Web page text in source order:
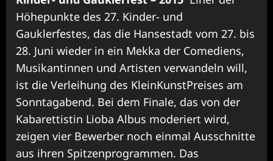
Höhepunkte des 27. Kinder- und
Gauklerfestes, das die Hansestadt vom 27. bis
28. Juni wieder in ein Mekka der Comediens,
Musikantinnen und Artisten verwandeln will,
ist die Verleihung des KleinKunstPreises am
Sonntagabend. Bei dem Finale, das von der
Kabarettistin Lioba Albus moderiert wird,
zeigen vier Bewerber noch einmal Ausschnitte
aus ihren Spitzenprogrammen. Das